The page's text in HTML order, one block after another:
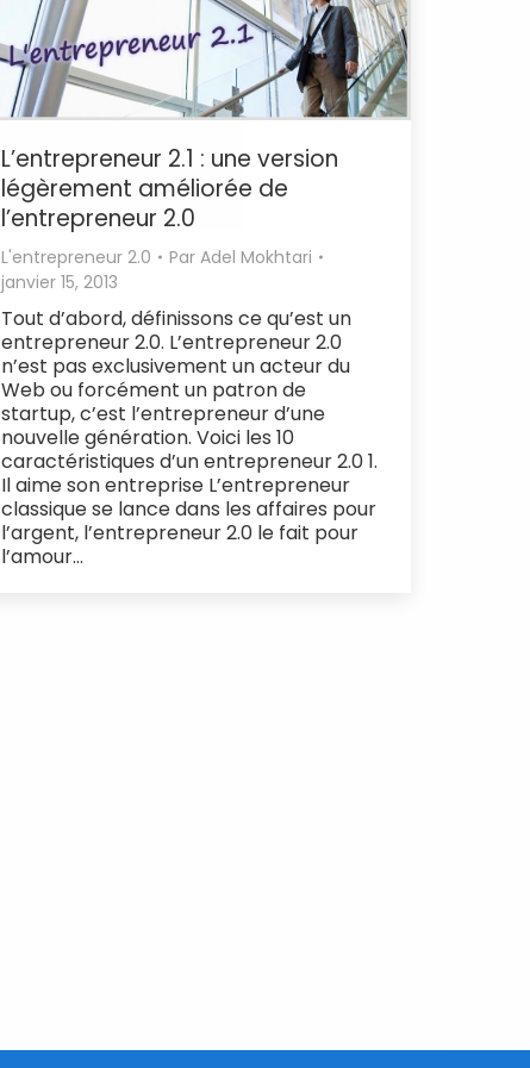
L’entrepreneur 2.1 : une version
légèrement améliorée de
l’entrepreneur 2.0
L'entrepreneur 2.0 Par Adel Mokhtari
janvier 15, 2013
Tout d’abord, définissons ce qu’est un
entrepreneur 2.0. L’entrepreneur 2.0
n’est pas exclusivement un acteur du
Web ou forcément un patron de
startup, c’est l’entrepreneur d’une
nouvelle génération. Voici les 10
caractéristiques d’un entrepreneur 2.0 1.
Il aime son entreprise L’entrepreneur
classique se lance dans les affaires pour
l’argent, l’entrepreneur 2.0 le fait pour
l’amour…